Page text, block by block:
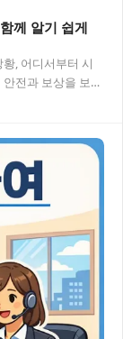
께 알기 쉽게
, 어디서부터 시
전과 보상을 보장